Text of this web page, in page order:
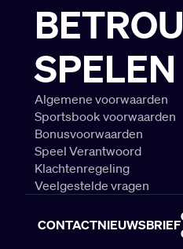
SPELEN
Algemene voorwaarden
Sportsbook voorwaarden
Bonusvoorwaarden
Speel Verantwoord
Klachtenregeling
Veelgestelde vragen
CONTACTNIEUWSBRIEF